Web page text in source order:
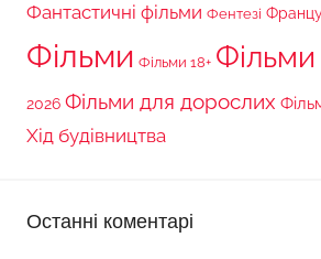
Фантастичні фільми Фентезі
Фільми Фільми 18+
2026 Фільми для дорослих
Хід будівництва
Останні коментарі